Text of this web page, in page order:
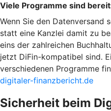
Viele Programme sind
Wenn Sie den Datenversand
statt eine Kanzlei damit zu
eins der zahlreichen
jetzt DiFin-kompatibel sind.
verschiedenen Programme
digitaler-finanzbericht.de
Sicherheit beim